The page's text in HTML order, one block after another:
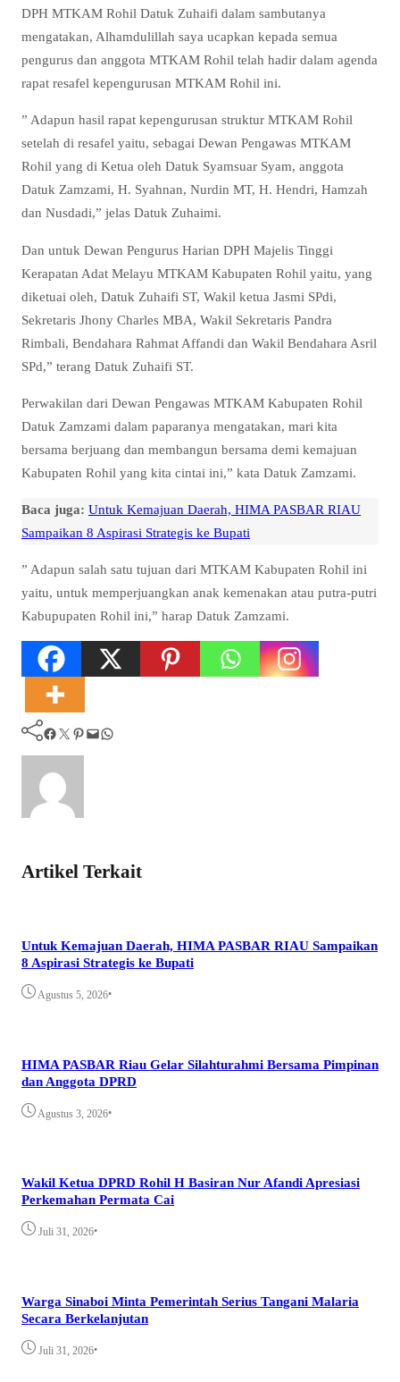
DPH MTKAM Rohil Datuk Zuhaifi dalam sambutanya
mengatakan, Alhamdulillah saya ucapkan kepada semua
pengurus dan anggota MTKAM Rohil telah hadir dalam agenda
rapat resafel kepengurusan MTKAM Rohil ini.
” Adapun hasil rapat kepengurusan struktur MTKAM Rohil
setelah di resafel yaitu, sebagai Dewan Pengawas MTKAM
Rohil yang di Ketua oleh Datuk Syamsuar Syam, anggota
Datuk Zamzami, H. Syahnan, Nurdin MT, H. Hendri, Hamzah
dan Nusdadi,” jelas Datuk Zuhaimi.
Dan untuk Dewan Pengurus Harian DPH Majelis Tinggi
Kerapatan Adat Melayu MTKAM Kabupaten Rohil yaitu, yang
diketuai oleh, Datuk Zuhaifi ST, Wakil ketua Jasmi SPdi,
Sekretaris Jhony Charles MBA, Wakil Sekretaris Pandra
Rimbali, Bendahara Rahmat Affandi dan Wakil Bendahara Asril
SPd,” terang Datuk Zuhaifi ST.
Perwakilan dari Dewan Pengawas MTKAM Kabupaten Rohil
Datuk Zamzami dalam paparanya mengatakan, mari kita
bersama berjuang dan membangun bersama demi kemajuan
Kabupaten Rohil yang kita cintai ini,” kata Datuk Zamzami.
Baca juga: Untuk Kemajuan Daerah, HIMA PASBAR RIAU
Sampaikan 8 Aspirasi Strategis ke Bupati
” Adapun salah satu tujuan dari MTKAM Kabupaten Rohil ini
yaitu, untuk memperjuangkan anak kemenakan atau putra-putri
Kabupupaten Rohil ini,” harap Datuk Zamzami.
Facebook Twitter Pinterest Mail WhatsApp
Artikel Terkait
Untuk Kemajuan Daerah, HIMA PASBAR RIAU Sampaikan
8 Aspirasi Strategis ke Bupati
Agustus 5, 2026•
HIMA PASBAR Riau Gelar Silahturahmi Bersama Pimpinan
dan Anggota DPRD
Agustus 3, 2026•
Wakil Ketua DPRD Rohil H Basiran Nur Afandi Apresiasi
Perkemahan Permata Cai
Juli 31, 2026•
Warga Sinaboi Minta Pemerintah Serius Tangani Malaria
Secara Berkelanjutan
Juli 31, 2026•